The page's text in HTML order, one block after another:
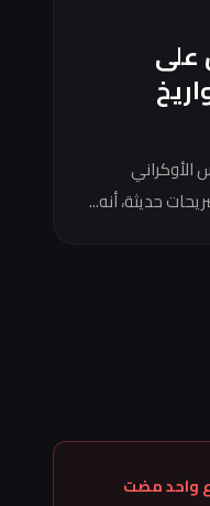
على
حديثة، أنه...
واحد مضت